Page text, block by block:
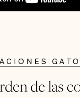
de las